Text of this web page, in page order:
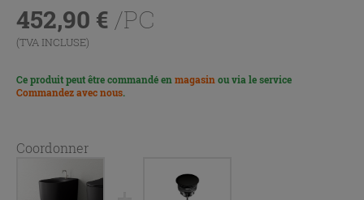
452,90 € /PC
(TVA INCLUSE)
Ce produit peut être commandé en magasin ou via le service
Commandez avec nous.
Coordonner